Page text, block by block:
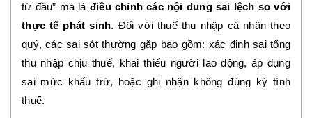
từ đầu” mà là điều chỉnh các nội dung sai lệch so với
thực tế phát sinh. Đối với thuế thu nhập cá nhân theo
quý, các sai sót thường gặp bao gồm: xác định sai tổng
thu nhập chịu thuế, khai thiếu người lao động, áp dụng
sai mức khấu trừ, hoặc ghi nhận không đúng kỳ tính
thuế.